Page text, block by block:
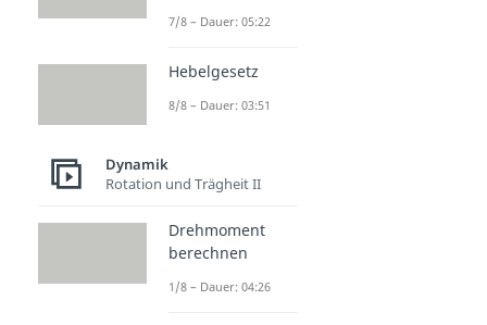
7/8 – Dauer: 05:22
Hebelgesetz
8/8 – Dauer: 03:51
Dynamik
Rotation und Trägheit II
Drehmoment
berechnen
1/8 – Dauer: 04:26